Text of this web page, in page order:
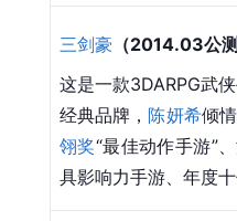
三剑豪 （2014.03公
这是一款3DARPG武
经典品牌，陈妍希倾
翎奖“最佳动作手游”
具影响力手游、年度